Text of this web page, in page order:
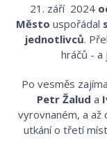
21. září 2024
Město uspořádal
jednotlivců.
hráčů - a
Po vesměs
Petr Žalud a
vyrovnaném, a až
utkání o třetí